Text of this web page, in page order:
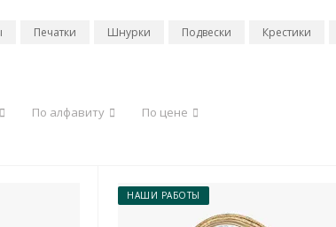
Печатки Шнурки Подвески Крестики
По алфавиту По цене
НАШИ РАБОТЫ